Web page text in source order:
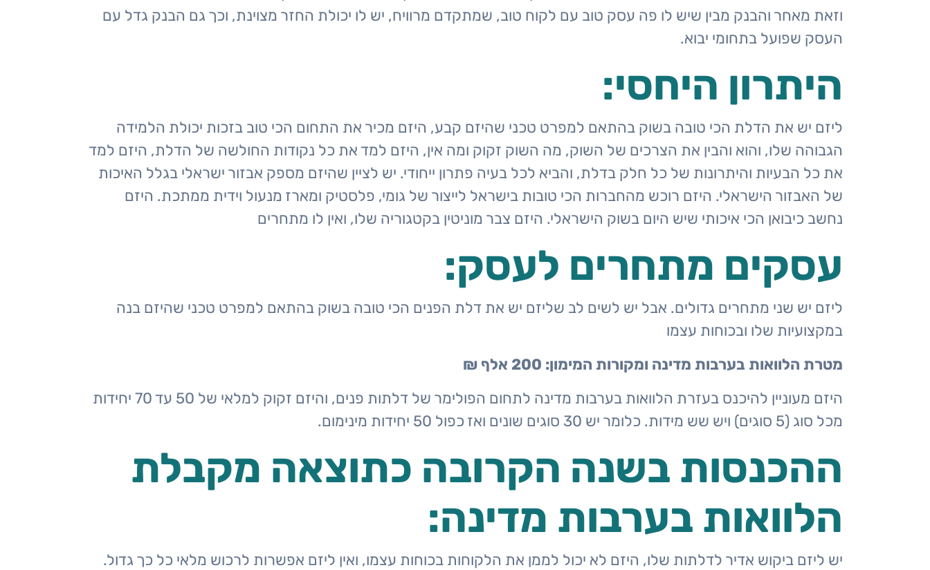
וזאת מאחר והבנק מבין שיש לו פה עסק טוב עם לקוח טוב, שמתקדם מרוויח, יש לו יכולת החזר מצוינת, וכך גם הבנק גדל עם
העסק שפועל בתחומי יבוא.
היתרון היחסי:
ליזם יש את הדלת הכי טובה בשוק בהתאם למפרט טכני שהיזם קבע, היזם מכיר את התחום הכי טוב בזכות יכולת הלמידה
הגבוהה שלו, והוא והבין את הצרכים של השוק, מה השוק זקוק ומה אין, היזם למד את כל נקודות החולשה של הדלת, היזם למד
את כל הבעיות והיתרונות של כל חלק בדלת, והביא לכל בעיה פתרון ייחודי. יש לציין שהיזם מספק אבזור ישראלי בגלל האיכות
של האבזור הישראלי. היזם רוכש מהחברות הכי טובות בישראל לייצור של גומי, פלסטיק ומארז מנעול וידית ממתכת. היזם
נחשב כיבואן הכי איכותי שיש היום בשוק הישראלי. היזם צבר מוניטין בקטגוריה שלו, ואין לו מתחרים
עסקים מתחרים לעסק:
ליזם יש שני מתחרים גדולים. אבל יש לשים לב שליזם יש את דלת הפנים הכי טובה בשוק בהתאם למפרט טכני שהיזם בנה
במקצועיות שלו ובכוחות עצמו
מטרת הלוואות בערבות מדינה ומקורות המימון: 200 אלף ₪
היזם מעוניין להיכנס בעזרת הלוואות בערבות מדינה לתחום הפולימר של דלתות פנים, והיזם זקוק למלאי של 50 עד 70 יחידות
מכל סוג (5 סוגים) ויש שש מידות. כלומר יש 30 סוגים שונים ואז כפול 50 יחידות מינימום.
ההכנסות בשנה הקרובה כתוצאה מקבלת
הלוואות בערבות מדינה:
יש ליזם ביקוש אדיר לדלתות שלו, היזם לא יכול לממן את הלקוחות בכוחות עצמו, ואין ליזם אפשרות לרכוש מלאי כל כך גדול.